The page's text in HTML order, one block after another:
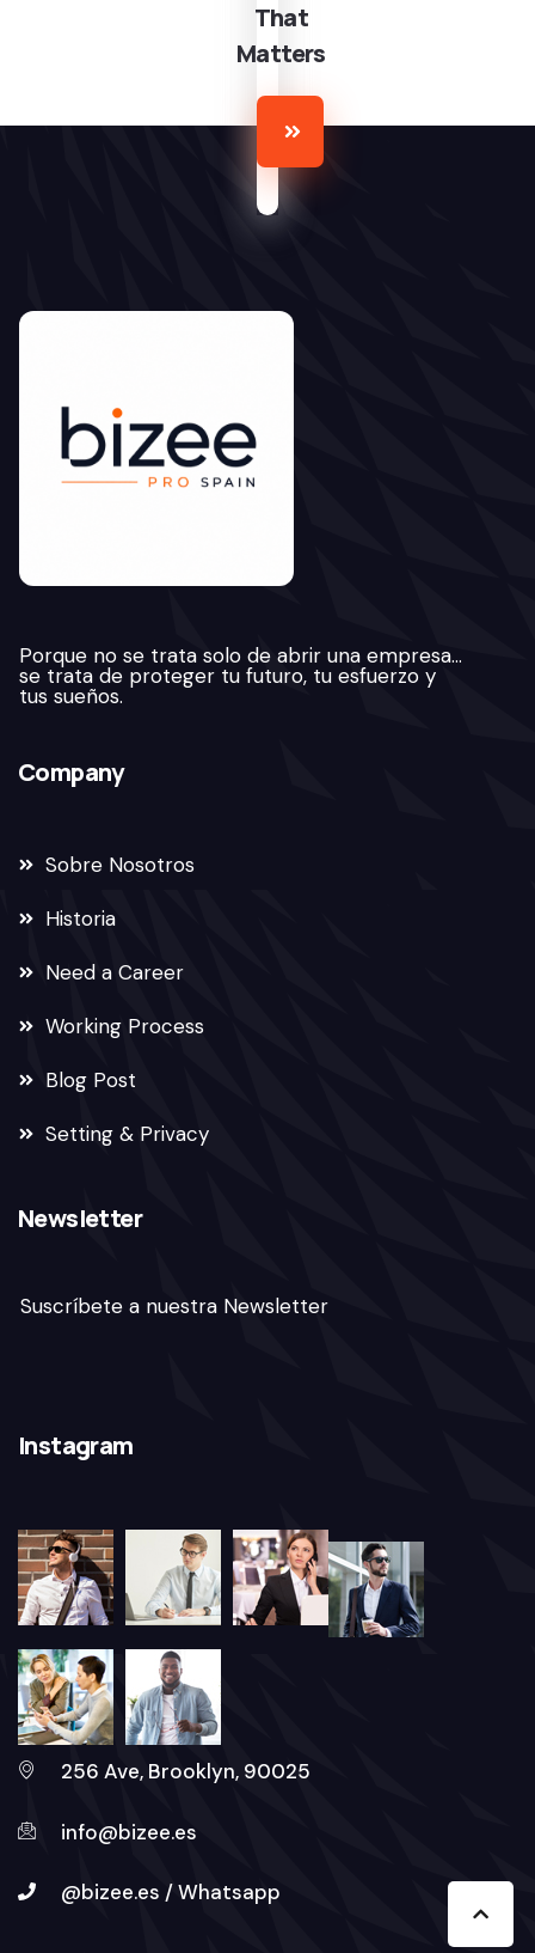
That
Matters
Porque no se trata solo de abrir una empresa…
se trata de proteger tu futuro, tu esfuerzo y
tus sueños.
Company
Sobre Nosotros
Historia
Need a Career
Working Process
Blog Post
Setting & Privacy
Newsletter
Suscríbete a nuestra Newsletter
Instagram
256 Ave, Brooklyn, 90025
info@bizee.es
@bizee.es / Whatsapp